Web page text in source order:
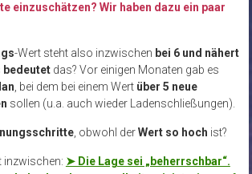
einzuschätzen? Wir haben dazu ein paar
-Wert steht also inzwischen bei 6 und nähert
bedeutetdas? Vor einigen Monaten gab es
, bei dem bei einem Wert über 5 neue
sollen (u.a. auch wieder Ladenschließungen).
, obwohl derWert so hoch ist?
inzwischen: ➤ Die Lage sei „beherrschbar“.